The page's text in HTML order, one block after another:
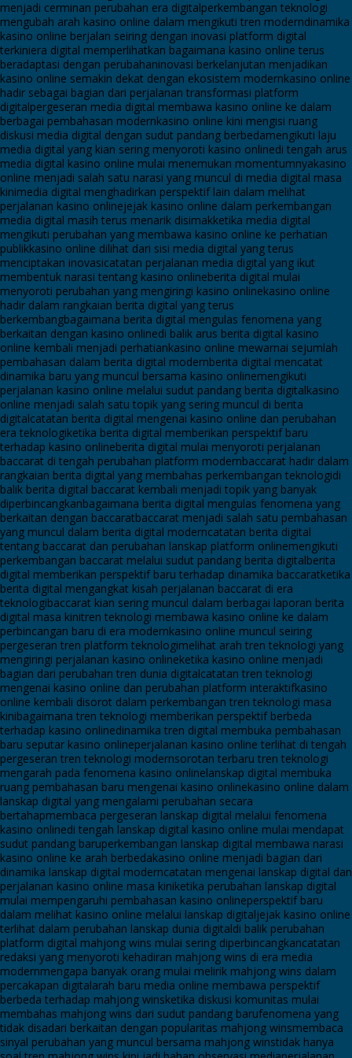
menjadi cerminan perubahan era digitalperkembangan teknologi
mengubah arah kasino online dalam mengikuti tren moderndinamika
kasino online berjalan seiring dengan inovasi platform digital
terkiniera digital memperlihatkan bagaimana kasino online terus
beradaptasi dengan perubahaninovasi berkelanjutan menjadikan
kasino online semakin dekat dengan ekosistem modernkasino online
hadir sebagai bagian dari perjalanan transformasi platform
digitalpergeseran media digital membawa kasino online ke dalam
berbagai pembahasan modernkasino online kini mengisi ruang
diskusi media digital dengan sudut pandang berbedamengikuti laju
media digital yang kian sering menyoroti kasino onlinedi tengah arus
media digital kasino online mulai menemukan momentumnyakasino
online menjadi salah satu narasi yang muncul di media digital masa
kinimedia digital menghadirkan perspektif lain dalam melihat
perjalanan kasino onlinejejak kasino online dalam perkembangan
media digital masih terus menarik disimakketika media digital
mengikuti perubahan yang membawa kasino online ke perhatian
publikkasino online dilihat dari sisi media digital yang terus
menciptakan inovasicatatan perjalanan media digital yang ikut
membentuk narasi tentang kasino onlineberita digital mulai
menyoroti perubahan yang mengiringi kasino onlinekasino online
hadir dalam rangkaian berita digital yang terus
berkembangbagaimana berita digital mengulas fenomena yang
berkaitan dengan kasino onlinedi balik arus berita digital kasino
online kembali menjadi perhatiankasino online mewarnai sejumlah
pembahasan dalam berita digital modernberita digital mencatat
dinamika baru yang muncul bersama kasino onlinemengikuti
perjalanan kasino online melalui sudut pandang berita digitalkasino
online menjadi salah satu topik yang sering muncul di berita
digitalcatatan berita digital mengenai kasino online dan perubahan
era teknologiketika berita digital memberikan perspektif baru
terhadap kasino onlineberita digital mulai menyoroti perjalanan
baccarat di tengah perubahan platform modernbaccarat hadir dalam
rangkaian berita digital yang membahas perkembangan teknologidi
balik berita digital baccarat kembali menjadi topik yang banyak
diperbincangkanbagaimana berita digital mengulas fenomena yang
berkaitan dengan baccaratbaccarat menjadi salah satu pembahasan
yang muncul dalam berita digital moderncatatan berita digital
tentang baccarat dan perubahan lanskap platform onlinemengikuti
perkembangan baccarat melalui sudut pandang berita digitalberita
digital memberikan perspektif baru terhadap dinamika baccaratketika
berita digital mengangkat kisah perjalanan baccarat di era
teknologibaccarat kian sering muncul dalam berbagai laporan berita
digital masa kinitren teknologi membawa kasino online ke dalam
perbincangan baru di era modernkasino online muncul seiring
pergeseran tren platform teknologimelihat arah tren teknologi yang
mengiringi perjalanan kasino onlineketika kasino online menjadi
bagian dari perubahan tren dunia digitalcatatan tren teknologi
mengenai kasino online dan perubahan platform interaktifkasino
online kembali disorot dalam perkembangan tren teknologi masa
kinibagaimana tren teknologi memberikan perspektif berbeda
terhadap kasino onlinedinamika tren digital membuka pembahasan
baru seputar kasino onlineperjalanan kasino online terlihat di tengah
pergeseran tren teknologi modernsorotan terbaru tren teknologi
mengarah pada fenomena kasino onlinelanskap digital membuka
ruang pembahasan baru mengenai kasino onlinekasino online dalam
lanskap digital yang mengalami perubahan secara
bertahapmembaca pergeseran lanskap digital melalui fenomena
kasino onlinedi tengah lanskap digital kasino online mulai mendapat
sudut pandang baruperkembangan lanskap digital membawa narasi
kasino online ke arah berbedakasino online menjadi bagian dari
dinamika lanskap digital moderncatatan mengenai lanskap digital dan
perjalanan kasino online masa kiniketika perubahan lanskap digital
mulai mempengaruhi pembahasan kasino onlineperspektif baru
dalam melihat kasino online melalui lanskap digitaljejak kasino online
terlihat dalam perubahan lanskap dunia digitaldi balik perubahan
platform digital mahjong wins mulai sering diperbincangkancatatan
redaksi yang menyoroti kehadiran mahjong wins di era media
modernmengapa banyak orang mulai melirik mahjong wins dalam
percakapan digitalarah baru media online membawa perspektif
berbeda terhadap mahjong winsketika diskusi komunitas mulai
membahas mahjong wins dari sudut pandang barufenomena yang
tidak disadari berkaitan dengan popularitas mahjong winsmembaca
sinyal perubahan yang muncul bersama mahjong winstidak hanya